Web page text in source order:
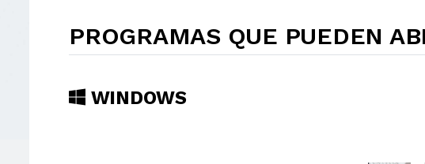
PROGRAMAS QUE PUEDEN
WINDOWS